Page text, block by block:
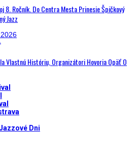
8. Ročník. Do Centra Mesta Prinesie Špičkový
Jazz
Vlastnú Históriu, Organizátori Hovoria Opäť O
Dni